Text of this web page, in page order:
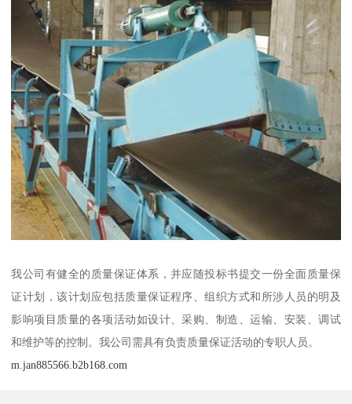
我公司有健全的质量保证体系，并应随投标书提交一份全面质量保
证计划，该计划应包括质量保证程序、组织方式和所涉人员的明及
影响项目质量的各项活动如设计、采购、制造、运输、安装、调试
和维护等的控制。我公司需具有负责质量保证活动的专职人员。
m.jan885566.b2b168.com